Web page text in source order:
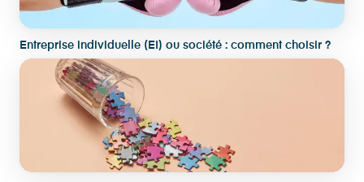
Entreprise individuelle (EI) ou société : comment choisir ?